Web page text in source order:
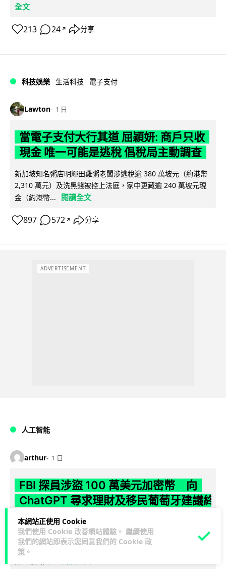
本網站正使用 Cookie
我們使用 Cookie 改善網站體驗。 繼續使用
我們的網站即表示您同意我們的 Cookie 政
策 。
全文
213 24 ↗ 分享
科技娛樂 生活科技 電子支付
Lawton 1 日
當電子支付大行其道 屈穎妍: 商戶只收
現金 唯一可能是逃稅 倡稅局主動調查
新加坡知名粥店明輝田雞粥老闆涉逃稅逾 380 萬坡元（約港幣
2,310 萬元）及洗黑錢被控上法庭，家中更藏逾 240 萬坡元現
金（約港幣...
閱讀全文
897 572 ↗ 分享
ADVERTISEMENT
人工智能
arthur 1 日
FBI 探員涉盜 100 萬美元加密幣 向
ChatGPT 尋求理財及移民葡萄牙建議終
被捕
FBI 一名資深反情報探員涉嫌利用職務之便盜取敵對國家近 100
萬美元加密貨幣，事後更向 ChatGPT 諮詢理財及移民葡萄牙方